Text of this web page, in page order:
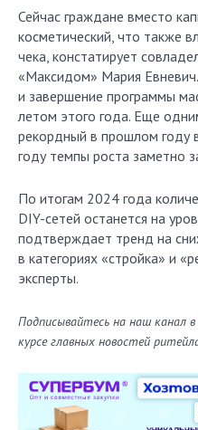
Сейчас граждане вместо
косметический, что также
чека, констатирует
«Максидом» Мария
и завершение программы
летом этого года. Еще
рекордный в прошлом году
году темпы роста заметно
По итогам 2024 года
DIY-сетей останется на
подтверждает тренд на
в категориях «стройка» и
эксперты.
Подписывайтесь на наш канал в
курсе главных новостей